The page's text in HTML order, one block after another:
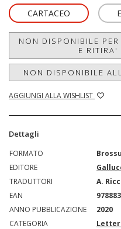
CARTACEO
NON DISPONIBILE
E RITIRA'
NON DISPONIBILE
AGGIUNGI ALLA WISHLIST
Dettagli
FORMATO
EDITORE
TRADUTTORI
A.
EAN
ANNO PUBBLICAZIONE
2020
CATEGORIA